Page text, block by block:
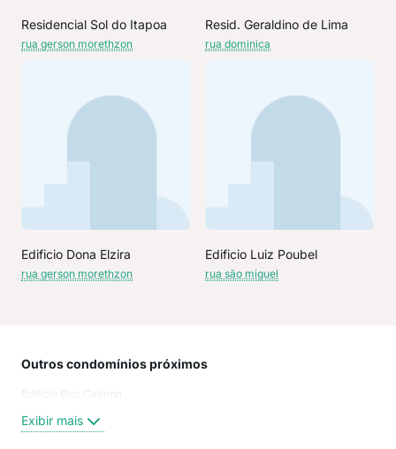
Residencial Sol do Itapoa
rua gerson morethzon
Resid. Geraldino de Lima
rua dominica
Edificio Dona Elzira
rua gerson morethzon
Edificio Luiz Poubel
rua são miguel
Outros condomínios próximos
Edifício Elso Calmon
Exibir mais